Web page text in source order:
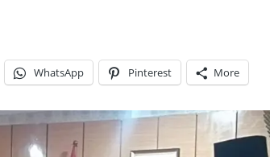
WhatsApp Pinterest More